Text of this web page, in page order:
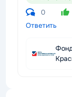
0
Ответить